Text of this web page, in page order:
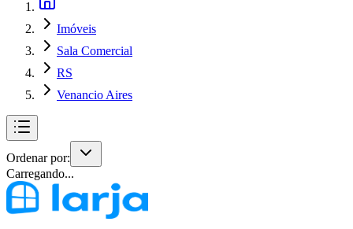
Imóveis
Sala Comercial
RS
Venancio Aires
Ordenar por:
Carregando...